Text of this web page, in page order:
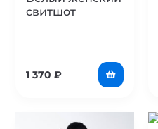
свитшот
1 370 ₽